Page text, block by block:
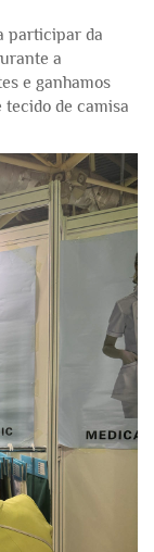
participar da
a
e ganhamos
de camisa